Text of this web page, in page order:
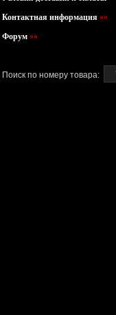
Контактная информация »»
Форум »»
Поиск по номеру товара: